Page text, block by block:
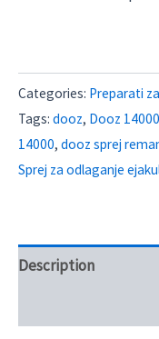
Categories: Preparati
Tags: dooz, Dooz 14000
14000, dooz sprej
Sprej za odlaganje
Description